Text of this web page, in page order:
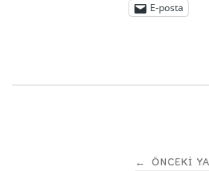
E-posta
← ÖNCEKI